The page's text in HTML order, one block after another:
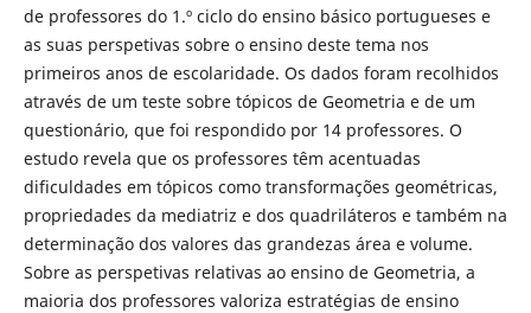
de professores do 1.º ciclo do ensino básico portugueses e
as suas perspetivas sobre o ensino deste tema nos
primeiros anos de escolaridade. Os dados foram recolhidos
através de um teste sobre tópicos de Geometria e de um
questionário, que foi respondido por 14 professores. O
estudo revela que os professores têm acentuadas
dificuldades em tópicos como transformações geométricas,
propriedades da mediatriz e dos quadriláteros e também na
determinação dos valores das grandezas área e volume.
Sobre as perspetivas relativas ao ensino de Geometria, a
maioria dos professores valoriza estratégias de ensino